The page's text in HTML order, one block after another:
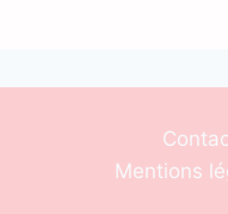
Mentions